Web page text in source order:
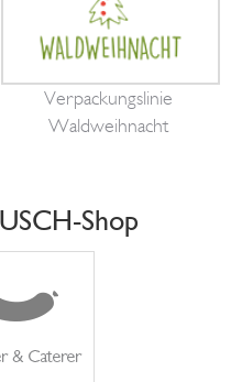
Verpackungslinie
Waldweihnacht
Shop